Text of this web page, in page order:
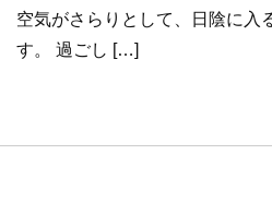
空気がさらりとして、日陰に入
す。 過ごし […]